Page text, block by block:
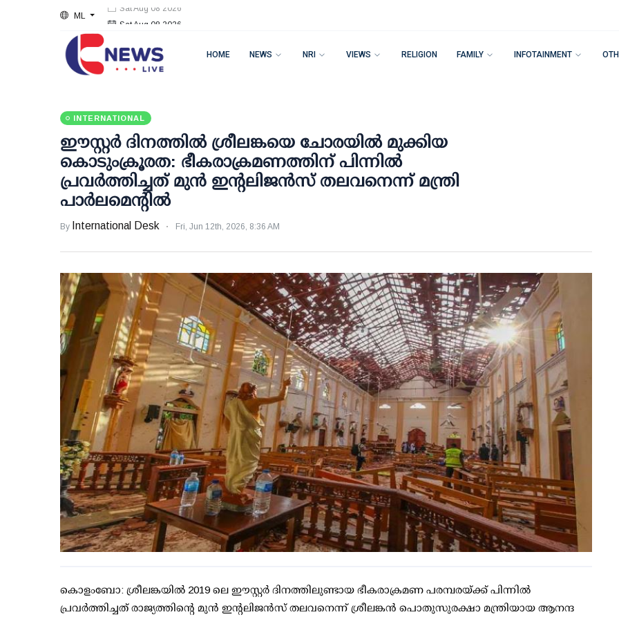
ML
HOME NEWS NRI VIEWS RELIGION FAMILY INFOTAINMENT
INTERNATIONAL
ഈസ്റ്റര്‍ ദിനത്തില്‍ ശ്രീലങ്കയെ ചോരയില്‍ മുക്കിയ
കൊടുംക്രൂരത: ഭീകരാക്രമണത്തിന് പിന്നില്‍
പ്രവര്‍ത്തിച്ചത് മുന്‍ ഇന്റലിജന്‍സ് തലവനെന്ന് മന്ത്രി
പാര്‍ലമെന്റില്‍
By International Desk Fri, Jun 12th, 2026, 8:36 AM
കൊളംബോ: ശ്രീലങ്കയില്‍ 2019 ലെ ഈസ്റ്റര്‍ ദിനത്തിലുണ്ടായ ഭീകരാക്രമണ പരമ്പരയ്ക്ക് പിന്നില്‍
പ്രവര്‍ത്തിച്ചത് രാജ്യത്തിന്റെ മുന്‍ ഇന്റലിജന്‍സ് തലവനെന്ന് ശ്രീലങ്കന്‍ പൊതുസുരക്ഷാ മന്ത്രിയായ ആനന്ദ